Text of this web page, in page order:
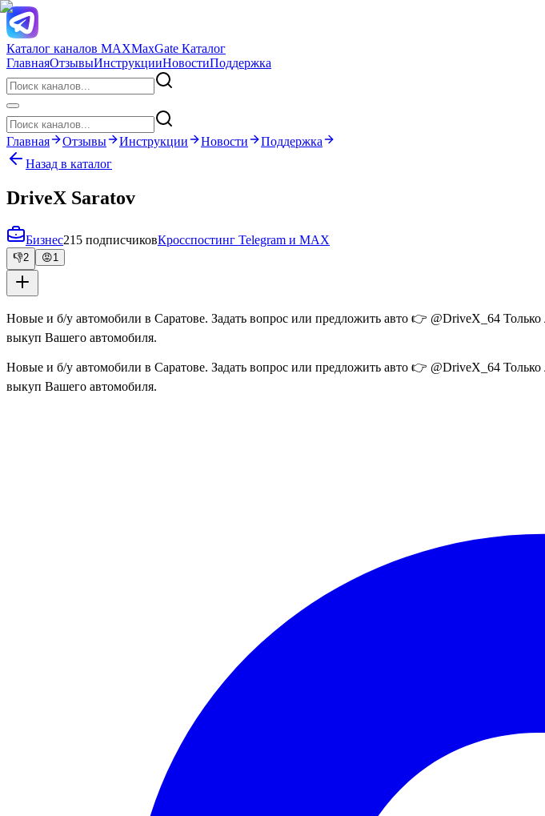
Каталог каналов MAXMaxGate Каталог
ГлавнаяОтзывыИнструкцииНовостиПоддержка
Главная Отзывы Инструкции Новости
Поддержка
Назад в каталог
DriveX Saratov
Бизнес215 подписчиковКросспостинг Telegram и MAX
👎2 😡1
Новые и б/у автомобили в Саратове. Задать вопрос или предложить авто 👉 @DriveX_64
выкуп Вашего автомобиля.
Новые и б/у автомобили в Саратове. Задать вопрос или предложить авто 👉 @DriveX_64
выкуп Вашего автомобиля.